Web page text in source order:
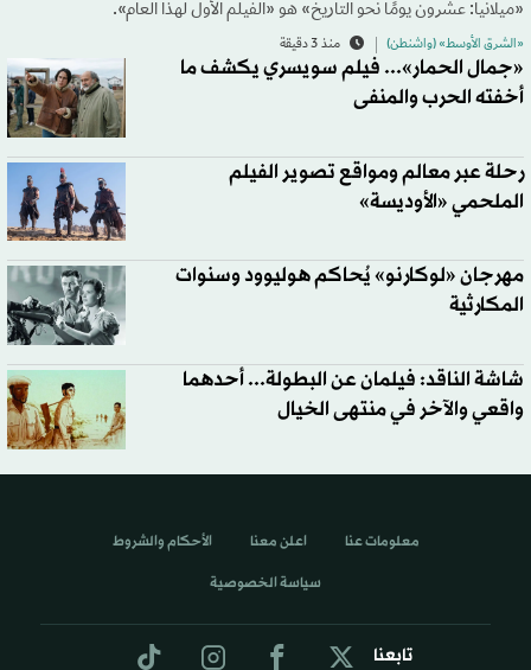
«ميلانيا: عشرون يومًا نحو التاريخ» هو «الفيلم الأول لهذا العام».
«الشرق الأوسط» (واشنطن) منذ 3 دقيقة
«جمال الحمار»... فيلم سويسري يكشف ما
أخفته الحرب والمنفى
رحلة عبر معالم ومواقع تصوير الفيلم
الملحمي «الأوديسة»
مهرجان «لوكارنو» يُحاكم هوليوود وسنوات
المكارثية
شاشة الناقد: فيلمان عن البطولة... أحدهما
واقعي والآخر في منتهى الخيال
تابعنا
معلومات عنا اعلن معنا الأحكام والشروط
سياسة الخصوصية